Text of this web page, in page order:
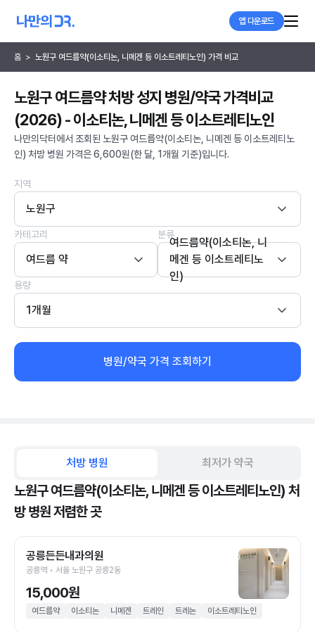
앱 다운로드
홈 > 노원구 여드름약(이소티논, 니메겐 등 이소트레티노인) 가격 비교
노원구 여드름약 처방 성지 병원/약국 가격비교
(2026) - 이소티논, 니메겐 등 이소트레티노인
나만의닥터에서 조회된 노원구 여드름약(이소티논, 니메겐 등 이소트레티노
인) 처방 병원 가격은 6,600원(한 달, 1개월 기준)입니다.
지역
노원구
카테고리
여드름 약
분류
여드름약(이소티논, 니
메겐 등 이소트레티노
인)
용량
1개월
병원/약국 가격 조회하기
처방 병원 최저가 약국
노원구 여드름약(이소티논, 니메겐 등 이소트레티노인) 처
방 병원 저렴한 곳
공릉든든내과의원
공릉역 • 서울 노원구 공릉2동
15,000원
여드름약 이소티논 니메겐 트레인 트레논 이소트레티노인